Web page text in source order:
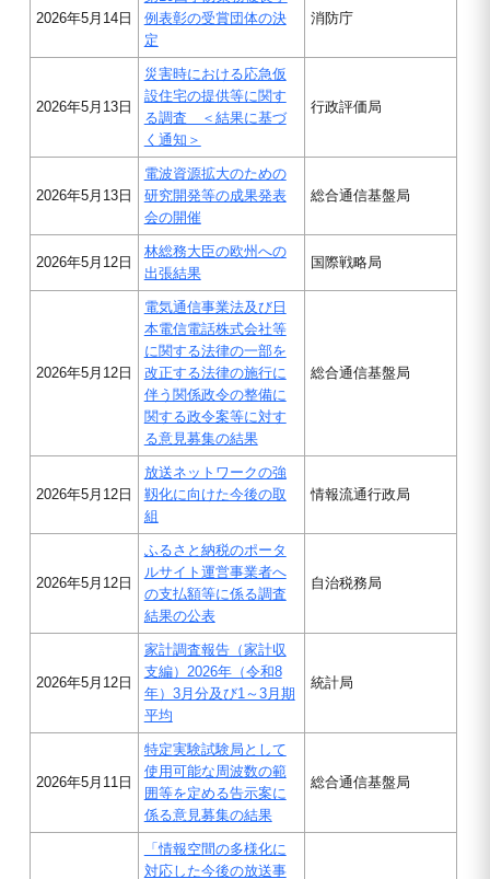
2026年5月14日
例表彰の受賞団体の決
定
消防庁
2026年5月13日
災害時における応急仮
設住宅の提供等に関す
る調査 ＜結果に基づ
く通知＞
行政評価局
2026年5月13日
電波資源拡大のための
研究開発等の成果発表
会の開催
総合通信基盤局
2026年5月12日
林総務大臣の欧州への
出張結果
国際戦略局
2026年5月12日
電気通信事業法及び日
本電信電話株式会社等
に関する法律の一部を
改正する法律の施行に
伴う関係政令の整備に
関する政令案等に対す
る意見募集の結果
総合通信基盤局
2026年5月12日
放送ネットワークの強
靱化に向けた今後の取
組
情報流通行政局
2026年5月12日
ふるさと納税のポータ
ルサイト運営事業者へ
の支払額等に係る調査
結果の公表
自治税務局
2026年5月12日
家計調査報告（家計収
支編）2026年（令和8
年）3月分及び1～3月期
平均
統計局
2026年5月11日
特定実験試験局として
使用可能な周波数の範
囲等を定める告示案に
係る意見募集の結果
総合通信基盤局
「情報空間の多様化に
対応した今後の放送事